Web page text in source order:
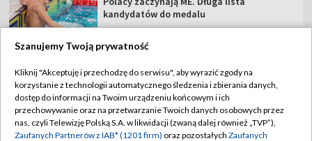
kandydatów do medalu
TVP
Abonament TVP
Sklep TVP
Regulamin TVP
Polityka prywatności
Szanujemy Twoją prywatność
Kliknij "Akceptuję i przechodzę do serwisu", aby wyrazić zgody na
korzystanie z technologii automatycznego śledzenia i zbierania danych,
dostęp do informacji na Twoim urządzeniu końcowym i ich
przechowywanie oraz na przetwarzanie Twoich danych osobowych przez
nas, czyli Telewizję Polską S.A. w likwidacji (zwaną dalej również „TVP”),
Zaufanych Partnerów z IAB* (1201 firm) oraz pozostałych Zaufanych